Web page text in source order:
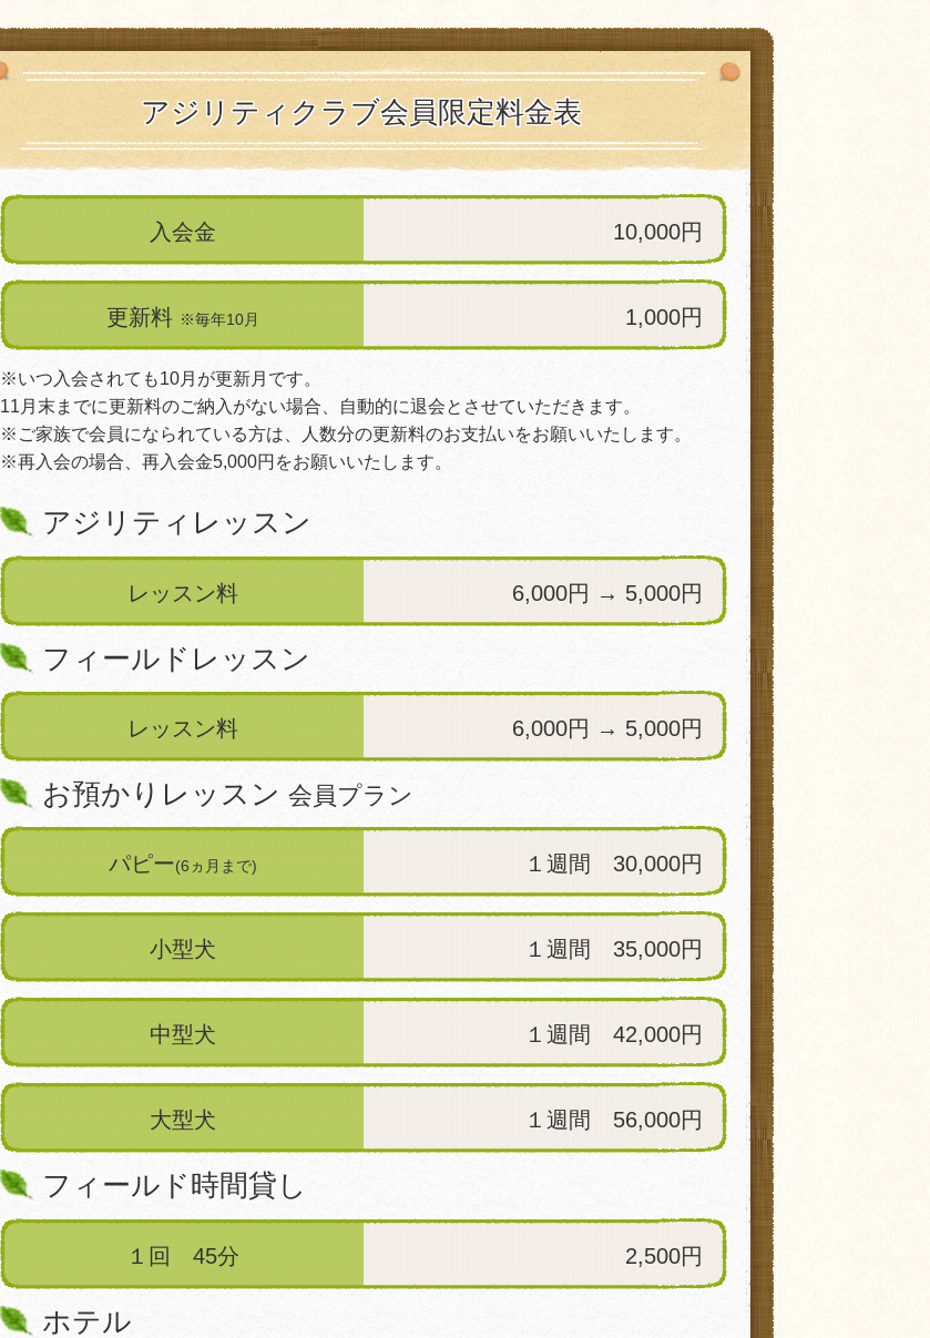
アジリティクラブ会員限定料金表
入会金 10,000円
更新料 ※毎年10月 1,000円
※いつ入会されても10月が更新月です。
11月末までに更新料のご納入がない場合、自動的に退会とさせていただきます。
※ご家族で会員になられている方は、人数分の更新料のお支払いをお願いいたします。
※再入会の場合、再入会金5,000円をお願いいたします。
アジリティレッスン
レッスン料 6,000円 → 5,000円
フィールドレッスン
レッスン料 6,000円 → 5,000円
お預かりレッスン 会員プラン
パピー(6ヵ月まで) １週間 30,000円
小型犬 １週間 35,000円
中型犬 １週間 42,000円
大型犬 １週間 56,000円
フィールド時間貸し
１回 45分 2,500円
ホテル